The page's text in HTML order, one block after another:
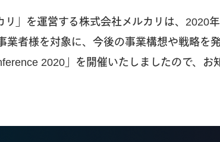
リ」を運営する株式会社メルカリは、2020
業者様を対象に、今後の事業構想や戦略を
2020」を開催いたしましたので、お